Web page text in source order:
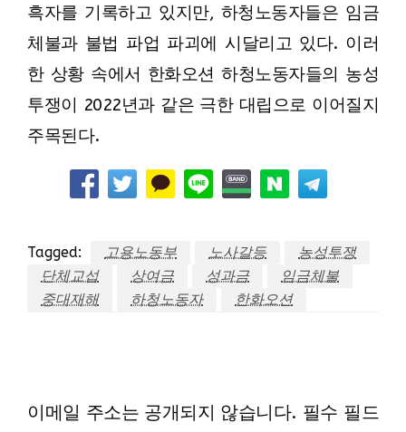
흑자를 기록하고 있지만, 하청노동자들은 임금
체불과 불법 파업 파괴에 시달리고 있다. 이러
한 상황 속에서 한화오션 하청노동자들의 농성
투쟁이 2022년과 같은 극한 대립으로 이어질지
주목된다.
Tagged: 고용노동부 노사갈등
농성투쟁
단체교섭
상여금 성과금
임금체불
중대재해
하청노동자 한화오션
이메일 주소는 공개되지 않습니다. 필수 필드